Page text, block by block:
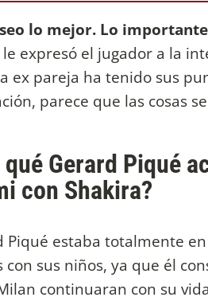
lo mejor. Lo
le expresó el jugador a la
ex pareja ha tenido sus
parece que las cosas
qué Gerard Piqué
con Shakira?
Piqué estaba totalmente
con sus niños, ya que él
continuaran con su